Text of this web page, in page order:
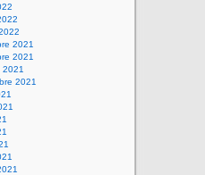
2021
2021
2021
2021